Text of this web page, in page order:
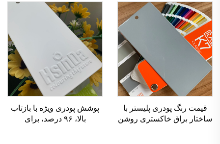
پاششی
قیمت رنگ پودری پلیستر با
ساختار براق خاکستری روشن
پوشش پودری ویژه با بازتاب
بالا، ۹۶ درصد، برای